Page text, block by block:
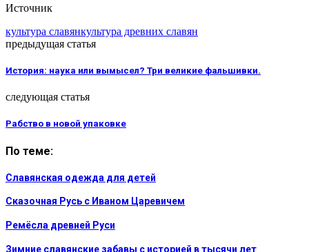
Источник
культура славянкультура древних славян
предыдущая статья
История: наука или вымысел? Три великие фальшивки.
следующая статья
Рабство в новой упаковке
По теме:
Славянская одежда для детей
Сказочная Русь с Иваном Царевичем
Ремёсла древней Руси
Зимние славянские забавы с историей в тысячи лет